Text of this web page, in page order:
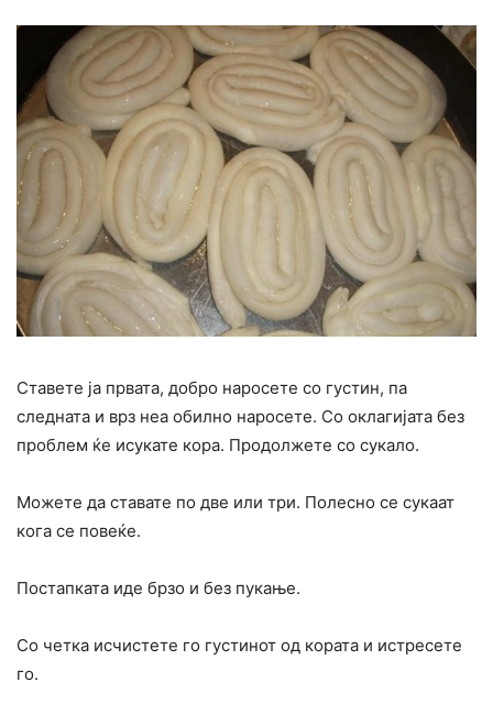
Ставете ја првата, добро наросете со густин, па
следната и врз неа обилно наросете. Со оклагијата без
проблем ќе исукате кора. Продолжете со сукало.
Можете да ставате по две или три. Полесно се сукаат
кога се повеќе.
Постапката иде брзо и без пукање.
Со четка исчистете го густинот од кората и истресете
го.